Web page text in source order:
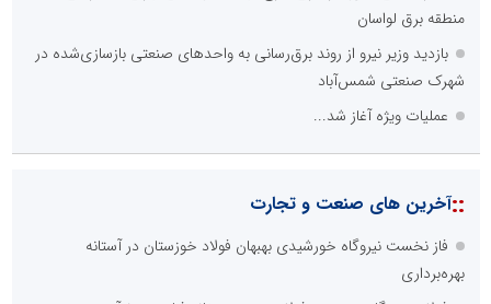
نظرسنجی
هزینه های بالای ارتباط با رسانه ها
عدم داشتن ایده در ارائه خدمات رسانه ای
عدم اعتبار ویژه به محتواهای خبری